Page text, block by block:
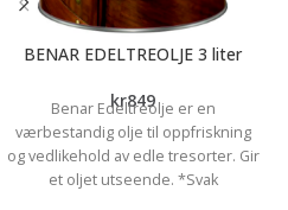
BENAR EDELTREOLJE 3 liter
kr849
Benar Edeltreolje er en
værbestandig olje til oppfriskning
og vedlikehold av edle tresorter. Gir
et oljet utseende. *Svak